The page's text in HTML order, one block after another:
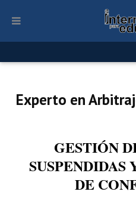
Experto en
GESTIÓN
SUSPENDIDAS
DE